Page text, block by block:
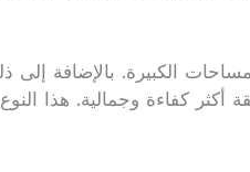
الكبيرة. بالإضافة إلى
كفاءة وجمالية. هذا